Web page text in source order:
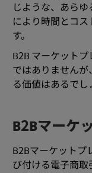
じような、あら
により時間とコ
す。
B2B マーケット
ではありません
る価値はあるでし
B2Bマーケ
B2Bマーケットプ
び付ける電子商取